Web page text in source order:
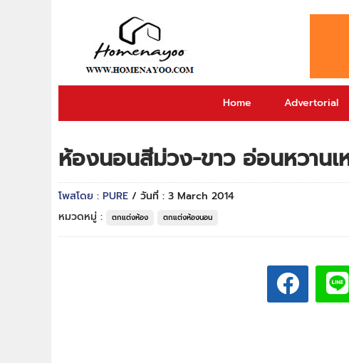
Home Advertorial
ห้องนอนสีม่วง-ขาว อ่อนหวาน
โพสโดย : PURE / วันที่ : 3 March 2014
หมวดหมู่ :
ตกแต่งห้อง ตกแต่งห้องนอน